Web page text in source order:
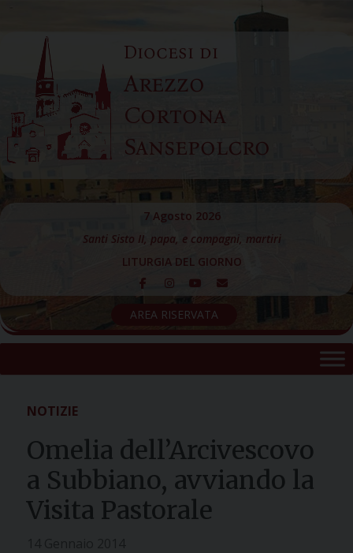
content
Diocesi di
Arezzo
Cortona
Sansepolcro
7 Agosto 2026
Santi Sisto II, papa, e compagni, martiri
LITURGIA DEL GIORNO
AREA RISERVATA
NOTIZIE
Omelia dell’Arcivescovo
a Subbiano, avviando la
Visita Pastorale